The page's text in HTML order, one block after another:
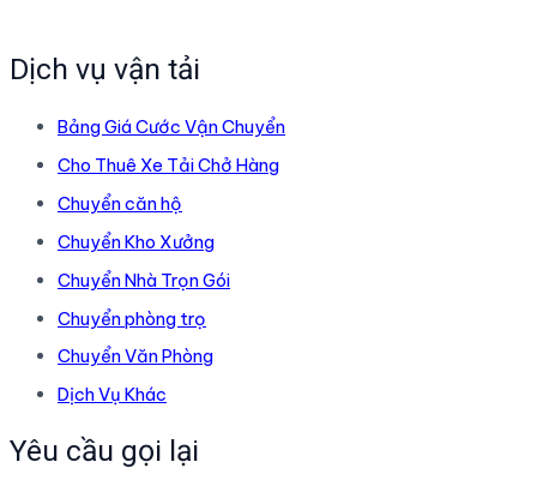
tỉnh
Rẻ.
Dịch vụ vận tải
Bảng Giá Cước Vận Chuyển
Cho Thuê Xe Tải Chở Hàng
Chuyển căn hộ
Chuyển Kho Xưởng
Chuyển Nhà Trọn Gói
Chuyển phòng trọ
Chuyển Văn Phòng
Dịch Vụ Khác
Yêu cầu gọi lại